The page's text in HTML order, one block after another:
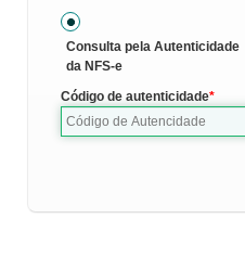
Consulta pela Autenticidade
da NFS-e
Código de autenticidade